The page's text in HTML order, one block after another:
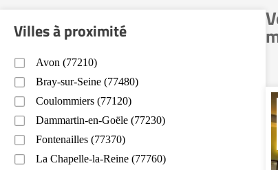
Villes à proximité
Avon (77210)
Bray-sur-Seine (77480)
Coulommiers (77120)
Dammartin-en-Goële (77230)
Fontenailles (77370)
La Chapelle-la-Reine (77760)